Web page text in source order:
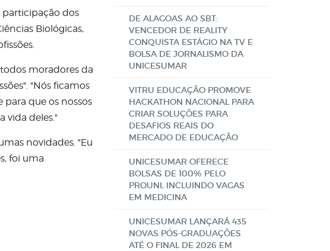
participação dos
Biológicas,
moradores da
"Nós ficamos
que os nossos
vida deles."
novidades. "Eu
foi uma
DE ALAGOAS AO SBT:
VENCEDOR DE REALITY
CONQUISTA ESTÁGIO NA TV E
BOLSA DE JORNALISMO DA
UNICESUMAR
VITRU EDUCAÇÃO PROMOVE
HACKATHON NACIONAL PARA
CRIAR SOLUÇÕES PARA
DESAFIOS REAIS DO
MERCADO DE EDUCAÇÃO
UNICESUMAR OFERECE
BOLSAS DE 100% PELO
PROUNI, INCLUINDO VAGAS
EM MEDICINA
UNICESUMAR LANÇARÁ 435
NOVAS PÓS-GRADUAÇÕES
ATÉ O FINAL DE 2026 EM